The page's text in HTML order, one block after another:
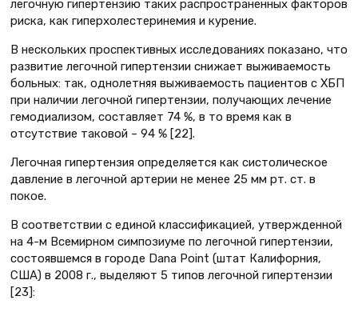
легочную гипертензию таких распространенных факторов
риска, как гиперхолестеринемия и курение.
В нескольких проспективных исследованиях показано, что
развитие легочной гипертензии снижает выживаемость
больных: так, однолетняя выживаемость пациентов с ХБП
при наличии легочной гипертензии, получающих лечение
гемодиализом, составляет 74 %, в то время как в
отсутствие таковой – 94 % [22].
Легочная гипертензия определяется как систолическое
давление в легочной артерии не менее 25 мм рт. ст. в
покое.
В соответствии с единой классификацией, утвержденной
на 4-м Всемирном симпозиуме по легочной гипертензии,
состоявшемся в городе Dana Point (штат Калифорния,
США) в 2008 г., выделяют 5 типов легочной гипертензии
[23]: